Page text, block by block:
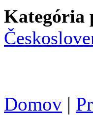
Kategória
Domov |